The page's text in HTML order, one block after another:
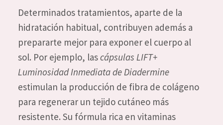
Determinados tratamientos, aparte de la
hidratación habitual, contribuyen además a
prepararte mejor para exponer el cuerpo al
sol. Por ejemplo, lascápsulas LIFT+
Luminosidad Inmediata de Diadermine
estimulan la producción de fibra de colágeno
para regenerar un tejido cutáneo más
resistente. Su fórmula rica en vitaminas